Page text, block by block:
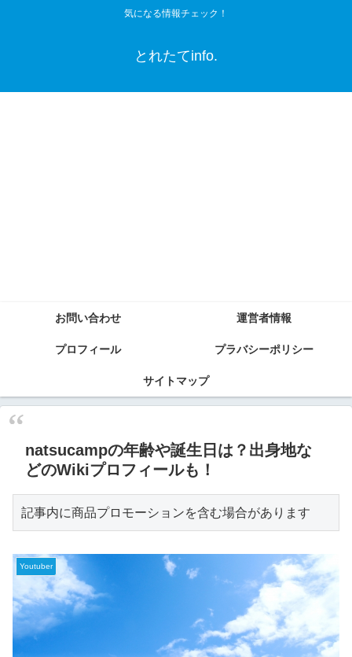
気になる情報チェック！
とれたてinfo.
お問い合わせ 運営者情報
プロフィール プラバシーポリシー
サイトマップ
natsucampの年齢や誕生日は？出身地な
どのWikiプロフィールも！
記事内に商品プロモーションを含む場合があります
Youtuber